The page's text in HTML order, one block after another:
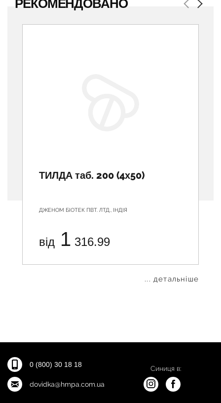
РЕКОМЕНДОВАНО Previous
ТИЛДА таб. 200 (4х50)
ДЖЕНОМ БІОТЕК ПВТ. ЛТД., ІНДІЯ
від 1 316.99
... детальніше
Next
0 (800) 30 18 18
dovidka@hmpa.com.ua
Синиця в: